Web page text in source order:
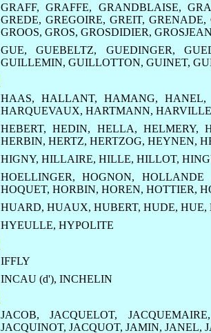
GRAFF,GRAFFE, GRANDBLAISE,
GREDE, GREGOIRE, GREIT, GRENADE,
GROOS, GROS, GROSDIDIER, GROSJEAN
GUE,GUEBELTZ, GUEDINGER,
GUILLEMIN, GUILLOTTON, GUINET,
HAAS, HALLANT,HAMANG,HANEL,
HARQUEVAUX, HARTMANN, HARVILLE
HEBERT,HEDIN, HELLA, HELMERY,
HERBIN, HERTZ, HERTZOG, HEYNEN,
HIGNY, HILLAIRE, HILLE, HILLOT,
HOELLINGER,HOGNON,HOLLANDE
HOQUET, HORBIN, HOREN, HOTTIER,
HUARD, HUAUX, HUBERT, HUDE, HUE,
HYEULLE, HYPOLITE
IFFLY
INCAU (d'), INCHELIN
JACOB,JACQUELOT, JACQUEMAIRE
JACQUINOT, JACQUOT, JAMIN, JANEL,